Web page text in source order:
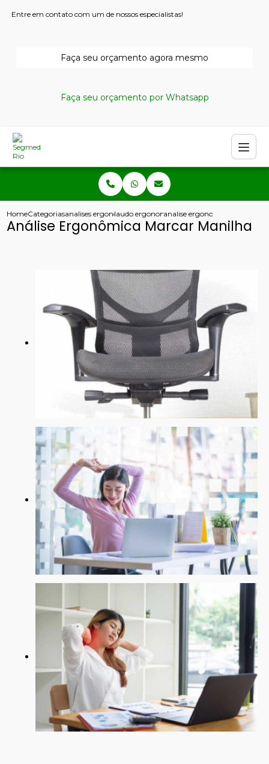
Entre em contato com um de nossos especialistas!
Faça seu orçamento agora mesmo
Faça seu orçamento por Whatsapp
HomeCategoriasanalises ergonomicaslaudo ergonomico do trabalho
analise ergonomica marcar
Análise Ergonômica Marcar Manilha